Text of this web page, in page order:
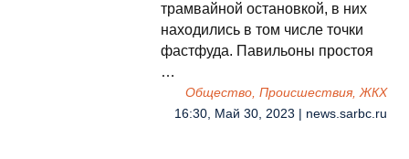
трамвайной остановкой, в них
находились в том числе точки
фастфуда. Павильоны простоя
…
Общество, Происшествия, ЖКХ
16:30, Май 30, 2023 | news.sarbc.ru